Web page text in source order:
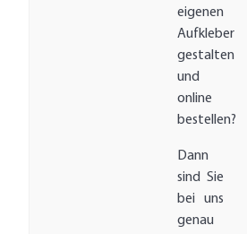
eigenen
Aufkleber
gestalten
und
online
bestellen?
Dann
sind Sie
bei uns
genau